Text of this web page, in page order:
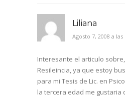
Liliana
Agosto 7, 2008 a las
Interesante el articulo
Resileincia, ya que estoy
para mi Tesis de Lic. en
la tercera edad me gustaria